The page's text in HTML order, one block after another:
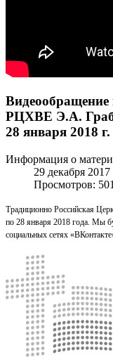
Видеообращение
РЦХВЕ Э.А.
28 января 2018 г.
Информация о
29 декабря 2017
Просмотров:
Традиционно Российская
по 28 января 2018 года. Мы
социальных сетях